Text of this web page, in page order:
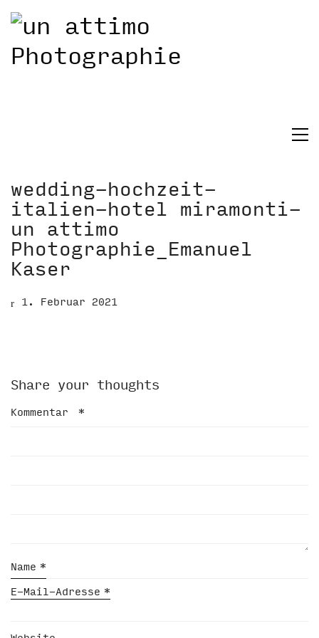
wedding-hochzeit-
italien-hotel miramonti-
un attimo
Photographie_Emanuel
Kaser
1. Februar 2021
Share your thoughts
Kommentar *
Name *
E-Mail-Adresse *